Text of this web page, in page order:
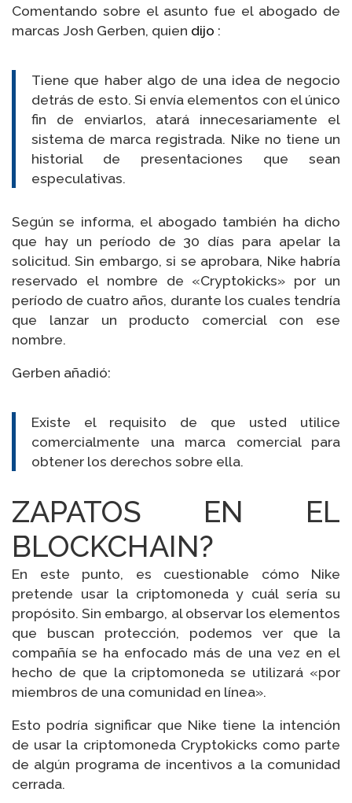
Comentando sobre el asunto fue el abogado de
marcas Josh Gerben, quien dijo :
Tiene que haber algo de una idea de negocio
detrás de esto. Si envía elementos con el único
fin de enviarlos, atará innecesariamente el
sistema de marca registrada. Nike no tiene un
historial de presentaciones que sean
especulativas.
Según se informa, el abogado también ha dicho
que hay un período de 30 días para apelar la
solicitud. Sin embargo, si se aprobara, Nike habría
reservado el nombre de «Cryptokicks» por un
período de cuatro años, durante los cuales tendría
que lanzar un producto comercial con ese
nombre.
Gerben añadió:
Existe el requisito de que usted utilice
comercialmente una marca comercial para
obtener los derechos sobre ella.
ZAPATOS EN EL
BLOCKCHAIN?
En este punto, es cuestionable cómo Nike
pretende usar la criptomoneda y cuál sería su
propósito. Sin embargo, al observar los elementos
que buscan protección, podemos ver que la
compañía se ha enfocado más de una vez en el
hecho de que la criptomoneda se utilizará «por
miembros de una comunidad en línea».
Esto podría significar que Nike tiene la intención
de usar la criptomoneda Cryptokicks como parte
de algún programa de incentivos a la comunidad
cerrada.